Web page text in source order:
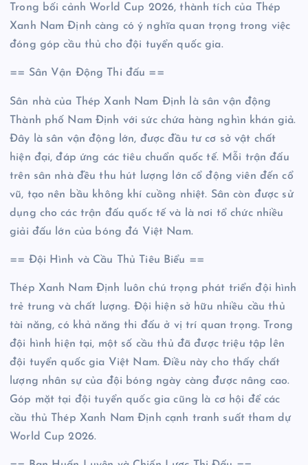
Trong bối cảnh World Cup 2026, thành tích của Thép
Xanh Nam Định càng có ý nghĩa quan trọng trong việc
đóng góp cầu thủ cho đội tuyển quốc gia.
== Sân Vận Động Thi đấu ==
Sân nhà của Thép Xanh Nam Định là sân vận động
Thành phố Nam Định với sức chứa hàng nghìn khán giả.
Đây là sân vận động lớn, được đầu tư cơ sở vật chất
hiện đại, đáp ứng các tiêu chuẩn quốc tế. Mỗi trận đấu
trên sân nhà đều thu hút lượng lớn cổ động viên đến cổ
vũ, tạo nên bầu không khí cuồng nhiệt. Sân còn được sử
dụng cho các trận đấu quốc tế và là nơi tổ chức nhiều
giải đấu lớn của bóng đá Việt Nam.
== Đội Hình và Cầu Thủ Tiêu Biểu ==
Thép Xanh Nam Định luôn chú trọng phát triển đội hình
trẻ trung và chất lượng. Đội hiện sở hữu nhiều cầu thủ
tài năng, có khả năng thi đấu ở vị trí quan trọng. Trong
đội hình hiện tại, một số cầu thủ đã được triệu tập lên
đội tuyển quốc gia Việt Nam. Điều này cho thấy chất
lượng nhân sự của đội bóng ngày càng được nâng cao.
Góp mặt tại đội tuyển quốc gia cũng là cơ hội để các
cầu thủ Thép Xanh Nam Định cạnh tranh suất tham dự
World Cup 2026.